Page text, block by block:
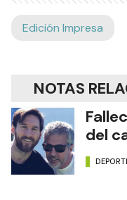
Edición Impresa
NOTAS
del